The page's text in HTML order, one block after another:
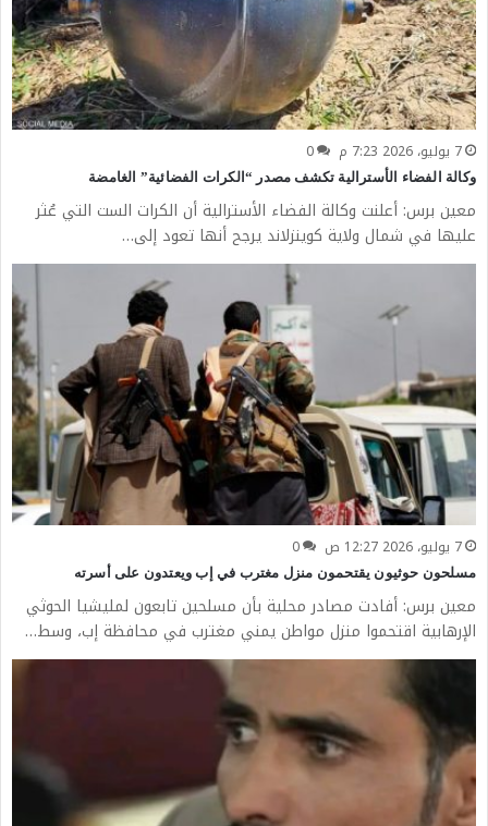
7 يوليو، 2026 7:23 م 0
وكالة الفضاء الأسترالية تكشف مصدر “الكرات الفضائية” الغامضة
معين برس: أعلنت وكالة الفضاء الأسترالية أن الكرات الست التي عُثر
عليها في شمال ولاية كوينزلاند يرجح أنها تعود إلى…
7 يوليو، 2026 12:27 ص 0
مسلحون حوثيون يقتحمون منزل مغترب في إب ويعتدون على أسرته
معين برس: أفادت مصادر محلية بأن مسلحين تابعون لمليشيا الحوثي
الإرهابية اقتحموا منزل مواطن يمني مغترب في محافظة إب، وسط…